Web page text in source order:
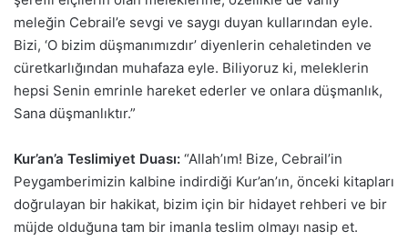
meleğin Cebrail’e sevgi ve saygı duyan kullarından eyle.
Bizi, ‘O bizim düşmanımızdır’ diyenlerin cehaletinden ve
cüretkarlığından muhafaza eyle. Biliyoruz ki, meleklerin
hepsi Senin emrinle hareket ederler ve onlara düşmanlık,
Sana düşmanlıktır.”
Kur’an’a Teslimiyet Duası: “Allah’ım! Bize, Cebrail’in
Peygamberimizin kalbine indirdiği Kur’an’ın, önceki kitapları
doğrulayan bir hakikat, bizim için bir hidayet rehberi ve bir
müjde olduğuna tam bir imanla teslim olmayı nasip et.